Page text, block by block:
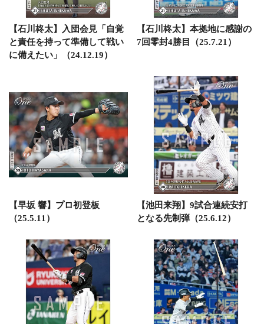
【石川柊太】入団会見「自覚
と責任を持って準備して戦い
に備えたい」（24.12.19）
【石川柊太】本拠地に感謝の
7回零封4勝目（25.7.21）
【早坂 響】プロ初登板
（25.5.11）
【池田来翔】9試合連続安打
となる先制弾（25.6.12）